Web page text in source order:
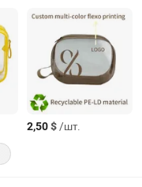
2,50$/шт.